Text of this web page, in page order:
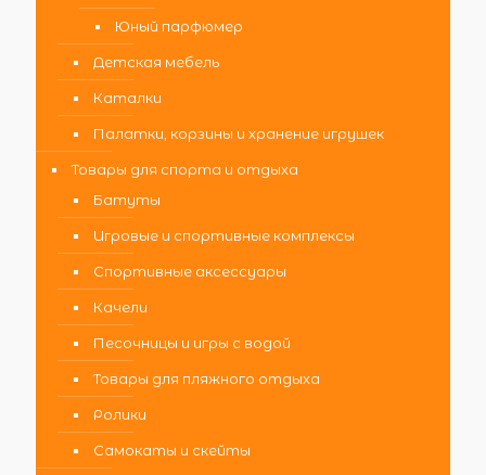
Юный парфюмер
Детская мебель
Каталки
Палатки, корзины и хранение игрушек
Товары для спорта и отдыха
Батуты
Игровые и спортивные комплексы
Спортивные аксессуары
Качели
Песочницы и игры с водой
Товары для пляжного отдыха
Ролики
Самокаты и скейты